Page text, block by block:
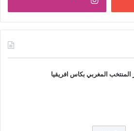
المنتخب المغربي بكاس افريقيا